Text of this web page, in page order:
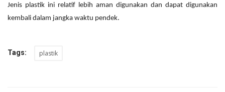
Jenis plastik ini relatif lebih aman digunakan dan dapat digunakan
kembali dalam jangka waktu pendek.
Tags: plastik